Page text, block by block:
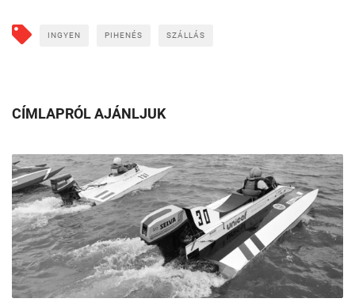
INGYEN PIHENÉS SZÁLLÁS
CÍMLAPRÓL AJÁNLJUK